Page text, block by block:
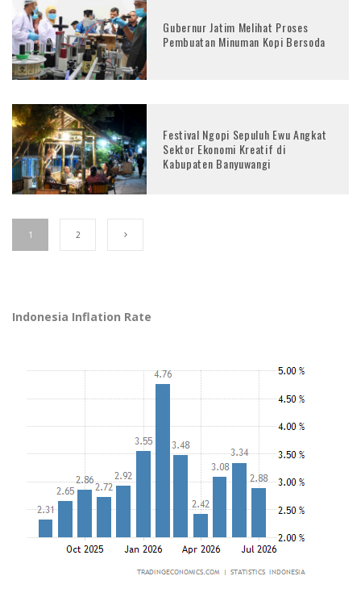
Gubernur Jatim Melihat Proses
Pembuatan Minuman Kopi Bersoda
Festival Ngopi Sepuluh Ewu Angkat
Sektor Ekonomi Kreatif di
Kabupaten Banyuwangi
1 2
Indonesia Inflation Rate